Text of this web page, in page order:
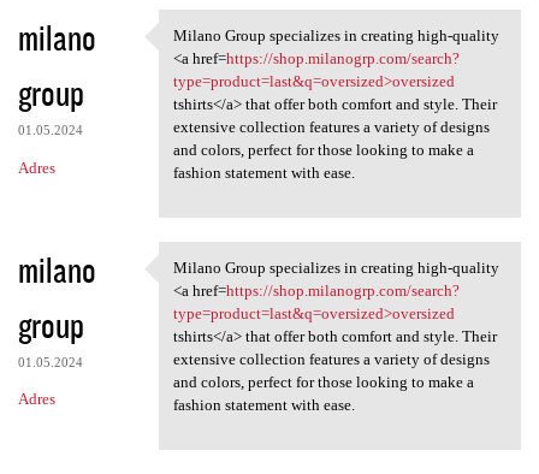
milano
group
01.05.2024
Adres
Milano Group specializes in
Milano Group specializes in creating high-quality
<a href=https://shop.milanogrp.com/search?
type=product=last&q=oversized>oversized
tshirts</a> that offer both comfort and style. Their
extensive collection features a variety of designs
and colors, perfect for those looking to make a
fashion statement with ease.
milano
group
01.05.2024
Adres
Milano Group specializes in
Milano Group specializes in creating high-quality
<a href=https://shop.milanogrp.com/search?
type=product=last&q=oversized>oversized
tshirts</a> that offer both comfort and style. Their
extensive collection features a variety of designs
and colors, perfect for those looking to make a
fashion statement with ease.